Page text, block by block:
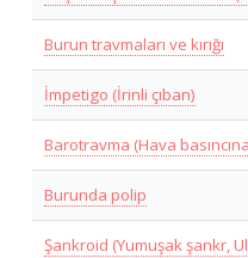
Burun travmaları ve kırığı
İmpetigo (İrinli çıban)
Barotravma (Hava
Burunda polip
Şankroid (Yumuşak şankr,